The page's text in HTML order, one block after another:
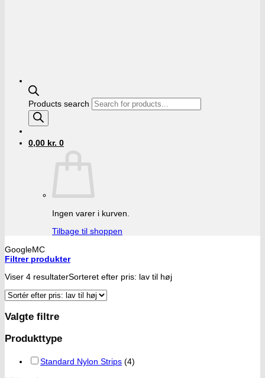
Products search
0,00 kr. 0
Ingen varer i kurven.
Tilbage til shoppen
GoogleMC
Filtrer produkter
Viser 4 resultaterSorteret efter pris: lav til høj
Valgte filtre
Produkttype
Standard Nylon Strips (4)